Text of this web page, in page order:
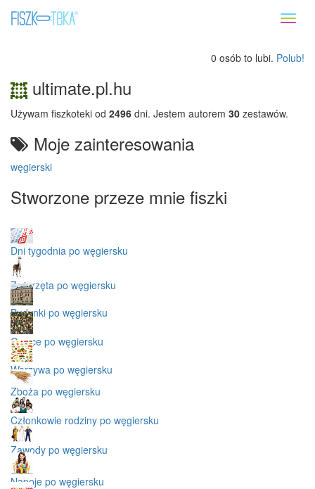
0 osób to lubi. Polub!
ultimate.pl.hu
Używam fiszkoteki od 2496 dni. Jestem autorem 30 zestawów.
Moje zainteresowania
węgierski
Stworzone przeze mnie fiszki
Dni tygodnia po węgiersku
Zwierzęta po węgiersku
Budynki po węgiersku
Owoce po węgiersku
Warzywa po węgiersku
Zboża po węgiersku
Członkowie rodziny po węgiersku
Zawody po węgiersku
Napoje po węgiersku